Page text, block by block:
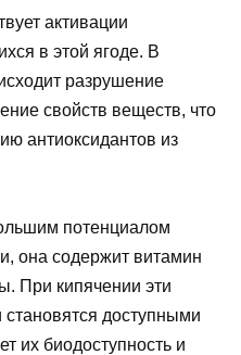
активации
в этой ягоде. В
разрушение
свойств веществ, что
антиоксидантов из
потенциалом
она содержит витамин
При кипячении эти
доступными
их биодоступность и